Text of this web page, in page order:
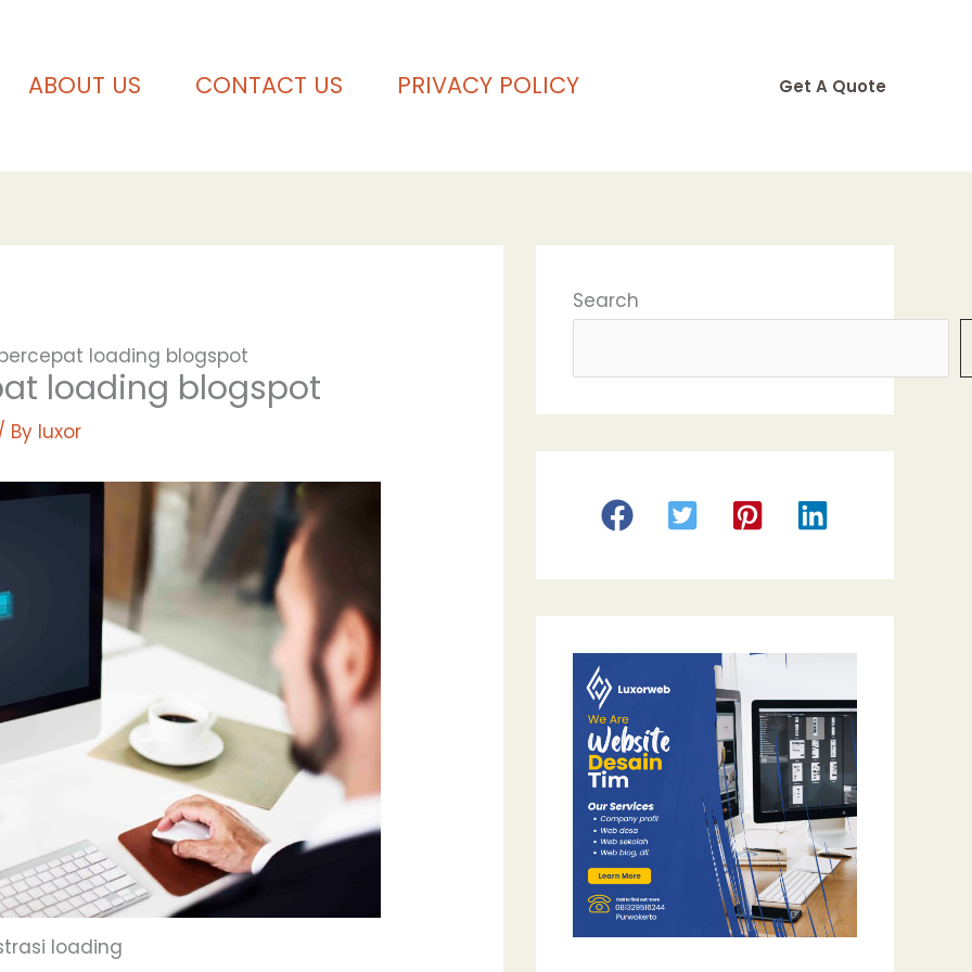
ABOUT US CONTACT US PRIVACY POLICY Get A Quote
loading blogspot
loading blogspot
By luxor
loading
Search